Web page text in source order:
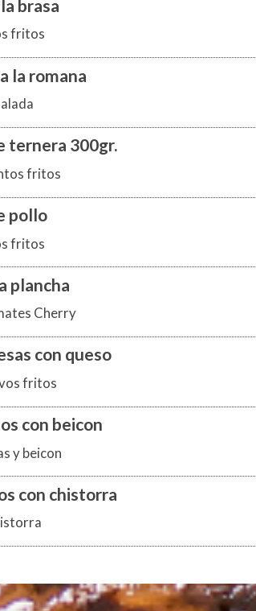
brasa
fritos
la romana
ternera 300gr.
fritos
pollo
fritos
plancha
Cherry
con queso
fritos
con beicon
y beicon
con chistorra